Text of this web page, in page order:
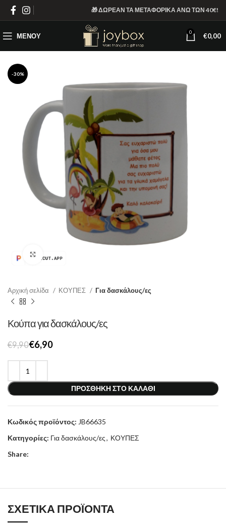
🎁 ΔΩΡΕΑΝ ΤΑ ΜΕΤΑΦΟΡΙΚΑ ΑΝΩ ΤΩΝ 40€!
ΜΕΝΟΎ 0 €0,00
-30%
Αρχική σελίδα ΚΟΥΠΕΣ Για δασκάλους/ες
Κούπα για δασκάλους/ες
€9,90€6,90
ΠΡΟΣΘΉΚΗ ΣΤΟ ΚΑΛΆΘΙ
Κωδικός προϊόντος: JB66635
Κατηγορίες: Για δασκάλους/ες, ΚΟΥΠΕΣ
Share:
ΣΧΕΤΙΚΆ ΠΡΟΪΌΝΤΑ